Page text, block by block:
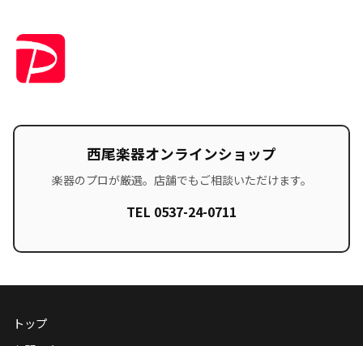
西尾楽器オンラインショップ
楽器のプロが厳選。店舗でもご相談いただけます。
TEL 0537-24-0711
トップ